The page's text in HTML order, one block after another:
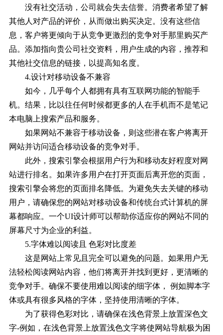
没有社交活动，公司就会失去信誉。消费者希望了解
其他人对产品的评价，从而做出购买决定。没有这些信
息，客户将更倾向于从竞争更激烈的竞争对手那里购买产
品。添加指向贵公司社交资料，用户生成的内容，推荐和
其他社交信息的链接，以提高知名度。
4.设计对移动设备不兼容
如今，几乎每个人都拥有具有互联网功能的智能手
机。结果，比以往任何时候都更多的人在手机而不是笔记
本电脑上搜索产品和服务。
如果网站不兼容于移动设备，则这些潜在客户将离开
网站并访问适合移动设备的竞争对手。
此外，搜索引擎会根据用户行为和移动友好程度对网
站进行排名。如果许多用户在打开页面后离开您的页面，
搜索引擎会将您的页面排名降低。为避免失去关键的移动
用户，请确保您的网站对移动设备和传统台式计算机的屏
幕都响应。一个UI设计师可以帮助你适应你的网站不同的
屏幕尺寸为企业的利益。
5.字体难以阅读且 色彩对比度差
这是网站上常见且完全可以避免的问题。如果用户无
法轻松阅读网站内容，他们将离开并找到更好，更清晰的
竞争对手。确保不要使用难以阅读的细字体， 例如脚本字
体或具有很多风格的字体，坚持使用清晰的字体。
为了获得色彩对比，请确保在浅色背景上放置深色文
字-例如，在浅色背景上放置浅色文字将使网站导航极为困